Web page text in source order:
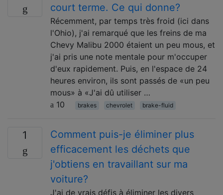
court terme. Ce qui donne?
Récemment, par temps très froid (ici dans
l'Ohio), j'ai remarqué que les freins de ma
Chevy Malibu 2000 étaient un peu mous, et
j'ai pris une note mentale pour m'occuper
d'eux rapidement. Puis, en l'espace de 24
heures environ, ils sont passés de «un peu
mous» à «J'ai dû utiliser …
10
brakes chevrolet brake-fluid
1
Comment puis-je éliminer plus
efficacement les déchets que
j'obtiens en travaillant sur ma
voiture?
J'ai de vrais défis à éliminer les divers